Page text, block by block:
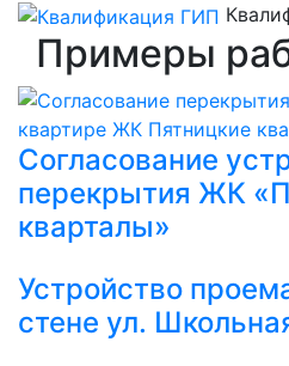
Примеры
Согласование
перекрытия ЖК
кварталы»
Устройство
стене ул.